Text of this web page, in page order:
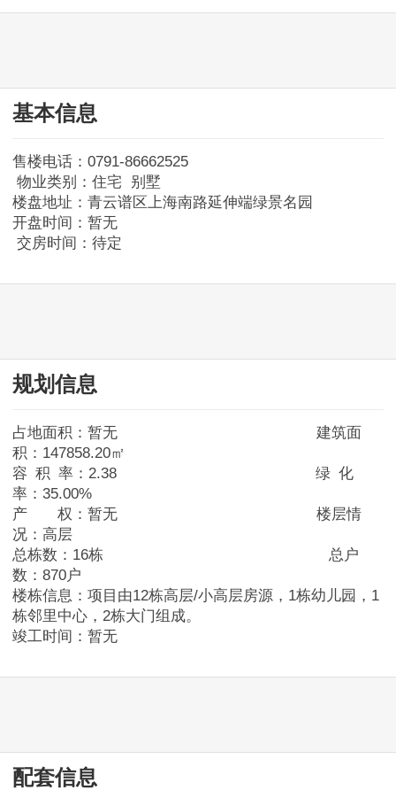
基本信息
售楼电话：0791-86662525
物业类别：住宅 别墅
楼盘地址：青云谱区上海南路延伸端绿景名园
开盘时间：暂无
交房时间：待定
规划信息
占地面积：暂无 建筑面
积：147858.20㎡
容 积 率：2.38 绿 化
率：35.00%
产 权：暂无 楼层情
况：高层
总栋数：16栋 总户
数：870户
楼栋信息：项目由12栋高层/小高层房源，1栋幼儿园，1
栋邻里中心，2栋大门组成。
竣工时间：暂无
配套信息
东湖区